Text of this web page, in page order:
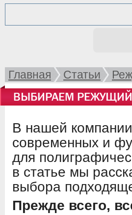
Главная Статьи
ВЫБИРАЕМ РЕЖУЩИЙ
В нашей
современных и
для
в статье мы
выбора
Прежде всего,